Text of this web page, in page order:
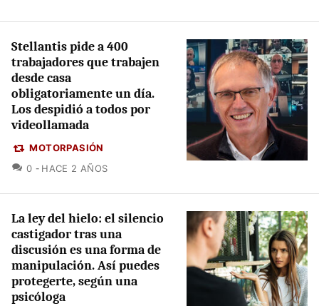
Stellantis pide a 400
trabajadores que trabajen
desde casa
obligatoriamente un día.
Los despidió a todos por
videollamada
MOTORPASIÓN
0 COMENTARIOS
HACE 2 AÑOS
La ley del hielo: el silencio
castigador tras una
discusión es una forma de
manipulación. Así puedes
protegerte, según una
psicóloga